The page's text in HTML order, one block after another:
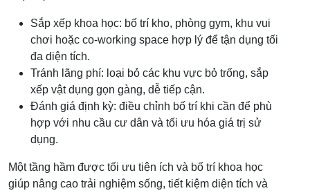
Sắp xếp khoa học: bố trí kho, phòng gym, khu vui
chơi hoặc co-working space hợp lý để tận dụng tối
đa diện tích.
Tránh lãng phí: loại bỏ các khu vực bỏ trống, sắp
xếp vật dụng gọn gàng, dễ tiếp cận.
Đánh giá định kỳ: điều chỉnh bố trí khi cần để phù
hợp với nhu cầu cư dân và tối ưu hóa giá trị sử
dụng.
Một tầng hầm được tối ưu tiện ích và bố trí khoa học
giúp nâng cao trải nghiệm sống, tiết kiệm diện tích và